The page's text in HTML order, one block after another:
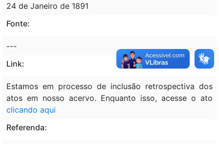
24 de Janeiro de 1891
Fonte:
---
Link:
Estamos em processo de inclusão retrospectiva dos
atos em nosso acervo. Enquanto isso, acesse o ato
clicando aqui
Referenda: